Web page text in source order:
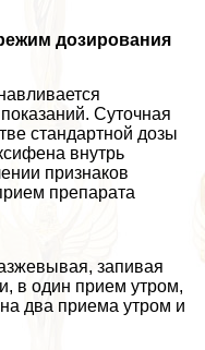
дозирования
Суточная
стандартной дозы
внутрь
признаков
препарата
запивая
в один прием утром,
два приема утром и